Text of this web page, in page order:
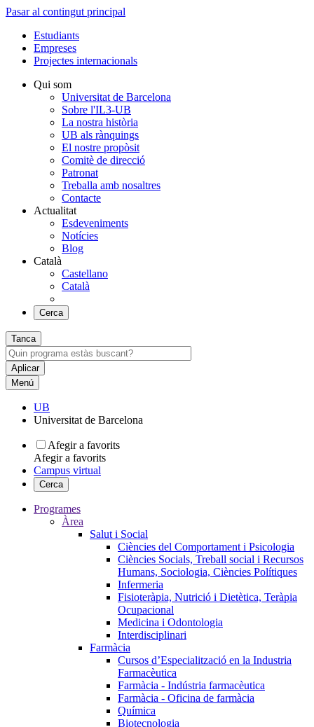
Pasar al contingut principal
Estudiants
Empreses
Projectes internacionals
Qui som
Universitat de Barcelona
Sobre l'IL3-UB
La nostra història
UB als rànquings
El nostre propòsit
Comitè de direcció
Patronat
Treballa amb nosaltres
Contacte
Actualitat
Esdeveniments
Notícies
Blog
Català
Castellano
Català
Cerca
Tanca
Menú
UB
Universitat de Barcelona
Afegir a favorits
Afegir a favorits
Campus virtual
Cerca
Programes
Àrea
Salut i Social
Ciències del Comportament i Psicologia
Ciències Socials, Treball social i Recursos
Humans, Sociologia, Ciències Polítiques
Infermeria
Fisioteràpia, Nutrició i Dietètica, Teràpia
Ocupacional
Medicina i Odontologia
Interdisciplinari
Farmàcia
Cursos d’Especialització en la Industria
Farmacèutica
Farmàcia - Indústria farmacèutica
Farmàcia - Oficina de farmàcia
Química
Biotecnologia